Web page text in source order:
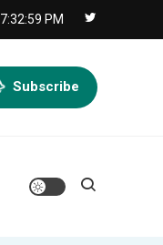
7:33:00 PM
Subscribe